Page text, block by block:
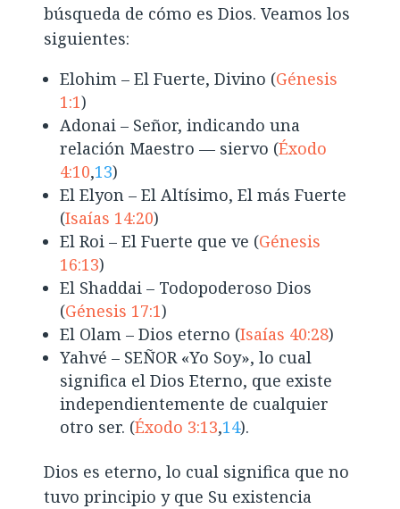
búsqueda de cómo es Dios. Veamos los
siguientes:
Elohim – El Fuerte, Divino (Génesis
1:1)
Adonai – Señor, indicando una
relación Maestro — siervo (Éxodo
4:10,13)
El Elyon – El Altísimo, El más Fuerte
(Isaías 14:20)
El Roi – El Fuerte que ve (Génesis
16:13)
El Shaddai – Todopoderoso Dios
(Génesis 17:1)
El Olam – Dios eterno (Isaías 40:28)
Yahvé – SEÑOR «Yo Soy», lo cual
significa el Dios Eterno, que existe
independientemente de cualquier
otro ser. (Éxodo 3:13,14).
Dios es eterno, lo cual significa que no
tuvo principio y que Su existencia